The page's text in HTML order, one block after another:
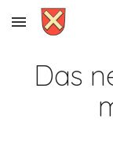
Skip to main
Das